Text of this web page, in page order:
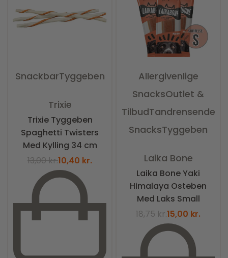
SnackbarTyggeben
Trixie
Trixie Tyggeben
Spaghetti Twisters
Med Kylling 34 cm
13,00kr.10,40 kr.
Allergivenlige
SnacksOutlet &
TilbudTandrensende
SnacksTyggeben
Laika Bone
Laika Bone Yaki
Himalaya Osteben
Med Laks Small
18,75kr.15,00 kr.